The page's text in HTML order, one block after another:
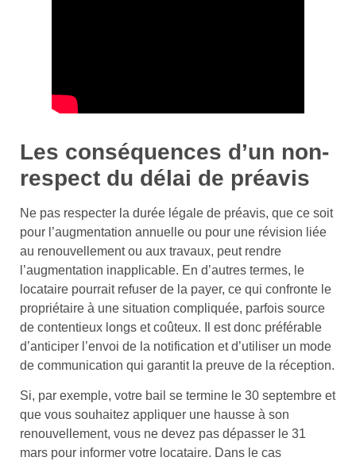
Les conséquences d’un non-
respect du délai de préavis
Ne pas respecter la durée légale de préavis, que ce soit
pour l’augmentation annuelle ou pour une révision liée
au renouvellement ou aux travaux, peut rendre
l’augmentation inapplicable. En d’autres termes, le
locataire pourrait refuser de la payer, ce qui confronte le
propriétaire à une situation compliquée, parfois source
de contentieux longs et coûteux. Il est donc préférable
d’anticiper l’envoi de la notification et d’utiliser un mode
de communication qui garantit la preuve de la réception.
Si, par exemple, votre bail se termine le 30 septembre et
que vous souhaitez appliquer une hausse à son
renouvellement, vous ne devez pas dépasser le 31
mars pour informer votre locataire. Dans le cas